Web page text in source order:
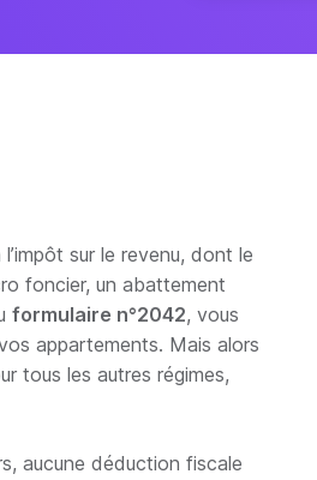
sur le revenu, dont le
foncier, un abattement
formulaire n°2042, vous
appartements. Mais alors
tous les autres régimes,
aucune déduction fiscale